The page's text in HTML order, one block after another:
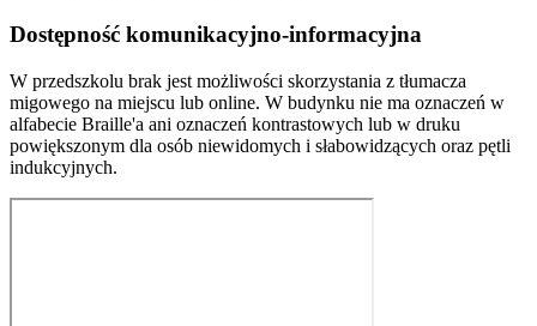
Dostępność komunikacyjno-informacyjna
W przedszkolu brak jest możliwości skorzystania z tłumacza
migowego na miejscu lub online. W budynku nie ma oznaczeń w
alfabecie Braille'a ani oznaczeń kontrastowych lub w druku
powiększonym dla osób niewidomych i słabowidzących oraz pętli
indukcyjnych.